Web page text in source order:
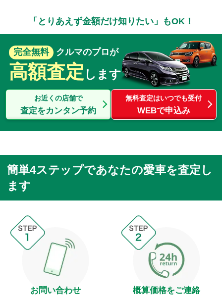
「とりあえず金額だけ知りたい」もOK！
完全無料 クルマのプロが
高額査定 します
お近くの店舗で
査定をカンタン予約
無料査定はいつでも受付
WEBで申込み
簡単4ステップであなたの愛車を査定し
ます
お問い合わせ
概算価格をご連絡